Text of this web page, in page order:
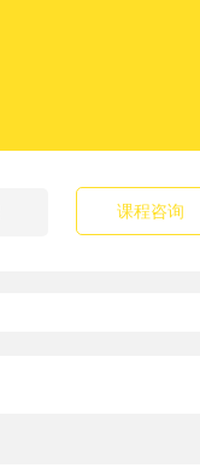
课程咨询